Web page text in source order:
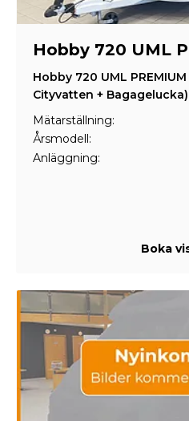
Hobby 720 UML
Hobby 720 UML
Cityvatten + Bagagelucka)
Mätarställning:
Årsmodell:
Anläggning:
Boka